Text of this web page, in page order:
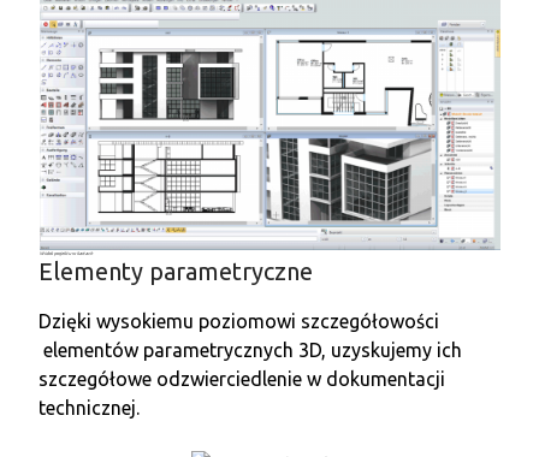
Widok projektu w kartach
Elementy parametryczne
Dzięki wysokiemu poziomowi szczegółowości
elementów parametrycznych 3D, uzyskujemy ich
szczegółowe odzwierciedlenie w dokumentacji
technicznej.